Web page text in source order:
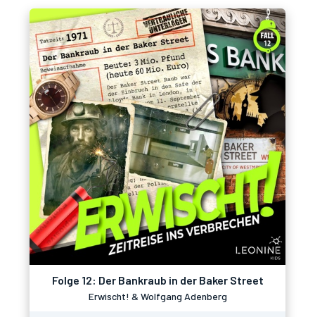
Folge 12: Der Bankraub in der Baker Street
Erwischt! & Wolfgang Adenberg